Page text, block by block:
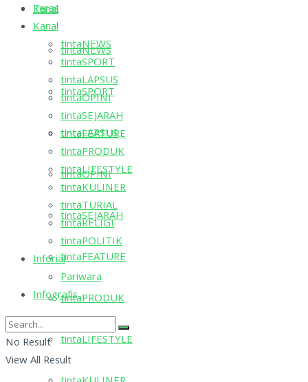
Kanal
tintaNEWS
tintaSPORT
tintaLAPSUS
tintaOPINI
tintaSEJARAH
tintaFEATURE
tintaPRODUK
tintaLIFESTYLE
Teras
Kanal
tintaNEWS
tintaSPORT
tintaLAPSUS
tintaOPINI
tintaSEJARAH
tintaFEATURE
tintaPRODUK
tintaLIFESTYLE
tintaKULINER
tintaTURIAL
tintaRELIGI
tintaPOLITIK
Inforial
Pariwara
Infografis
No Result
View All Result